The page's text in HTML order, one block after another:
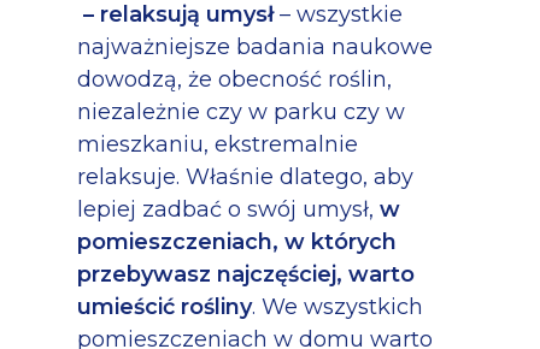
– relaksują umysł– wszystkie
najważniejsze badania naukowe
dowodzą, że obecność roślin,
niezależnie czy w parku czy w
mieszkaniu, ekstremalnie
relaksuje. Właśnie dlatego, aby
lepiej zadbać o swój umysł, w
pomieszczeniach, w których
przebywasz najczęściej, warto
umieścić rośliny. We wszystkich
pomieszczeniach w domu warto